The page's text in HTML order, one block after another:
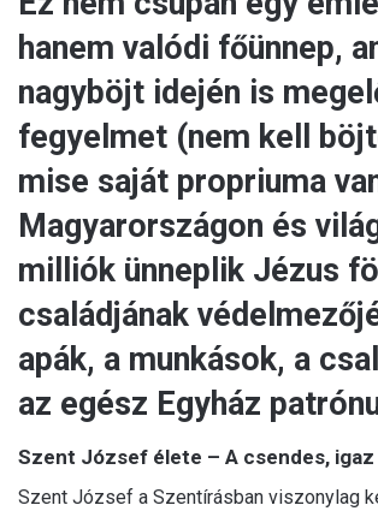
hanem valódi főünnep,
nagyböjt idején is
fegyelmet (nem kell
mise saját propriuma
Magyarországon és
milliók ünneplik Jézus
családjának
apák, a munkások, a
az egész Egyház
Szent József élete – A csendes,
Szent József a Szentírásban viszonylag